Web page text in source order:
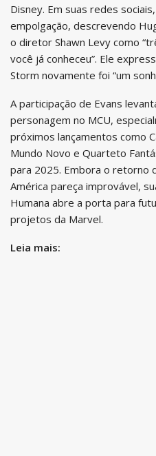
Disney. Em suas redes
empolgação, descrevendo
o diretor Shawn Levy como
você já conheceu”. Ele
Storm novamente foi “um
A participação de Evans
personagem no MCU,
próximos lançamentos como
Mundo Novo e Quarteto
para 2025. Embora o retorno
América pareça improvável,
Humana abre a porta para
projetos da Marvel.
Leia mais: